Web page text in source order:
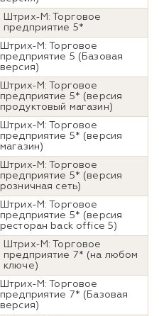
Штрих-М: Торговое
предприятие 5*
Штрих-М: Торговое
предприятие 5 (Базовая
версия)
Штрих-М: Торговое
предприятие 5* (версия
продуктовый магазин)
Штрих-М: Торговое
предприятие 5* (версия
магазин)
Штрих-М: Торговое
предприятие 5* (версия
розничная сеть)
Штрих-М: Торговое
предприятие 5* (версия
ресторан back office 5)
Штрих-М: Торговое
предприятие 7* (на любом
ключе)
Штрих-М: Торговое
предприятие 7* (Базовая
версия)